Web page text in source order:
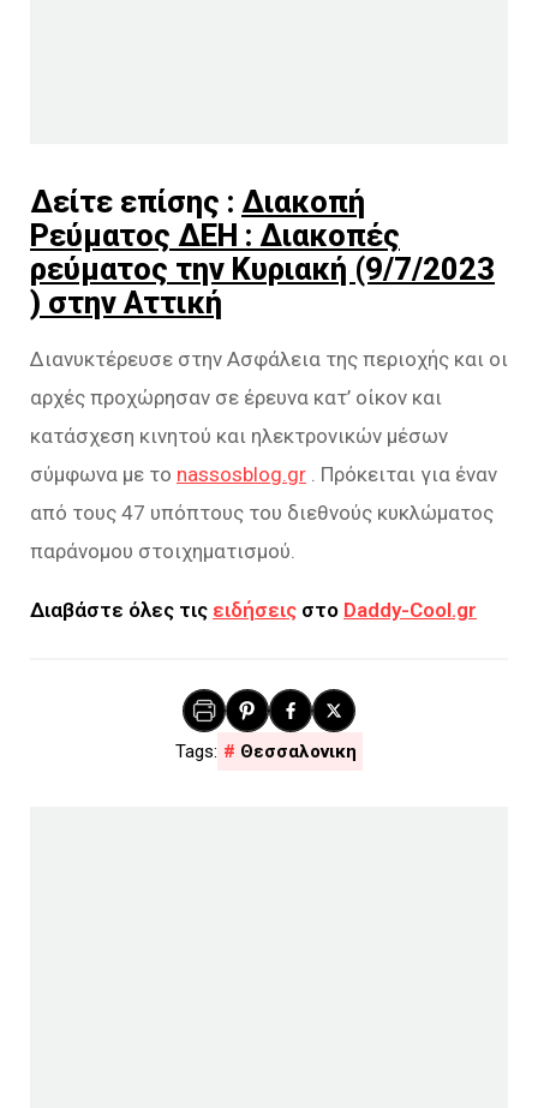
Δείτε επίσης : Διακοπή
Ρεύματος ΔΕΗ : Διακοπές
ρεύματος την Κυριακή (9/7/2023
) στην Αττική
Διανυκτέρευσε στην Ασφάλεια της περιοχής και οι
αρχές προχώρησαν σε έρευνα κατ’ οίκον και
κατάσχεση κινητού και ηλεκτρονικών μέσων
σύμφωνα με το nassosblog.gr . Πρόκειται για έναν
από τους 47 υπόπτους του διεθνούς κυκλώματος
παράνομου στοιχηματισμού.
Διαβάστε όλες τις ειδήσεις στο Daddy-Cool.gr
Θεσσαλονικη